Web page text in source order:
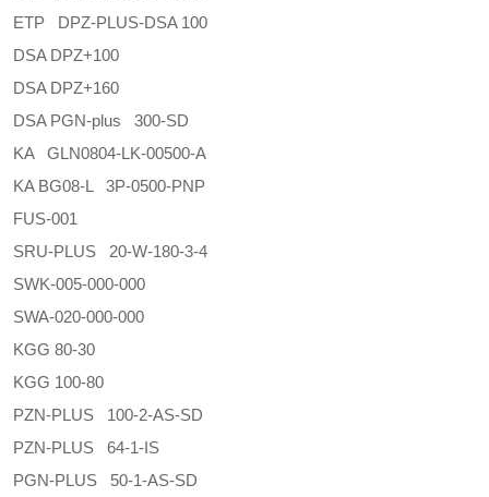
ETP DPZ-PLUS-DSA 100
DSA DPZ+100
DSA DPZ+160
DSA PGN-plus 300-SD
KA GLN0804-LK-00500-A
KA BG08-L 3P-0500-PNP
FUS-001
SRU-PLUS 20-W-180-3-4
SWK-005-000-000
SWA-020-000-000
KGG 80-30
KGG 100-80
PZN-PLUS 100-2-AS-SD
PZN-PLUS 64-1-IS
PGN-PLUS 50-1-AS-SD